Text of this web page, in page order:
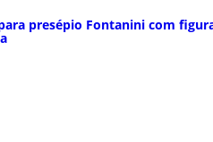
presépio Fontanini com